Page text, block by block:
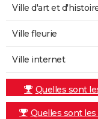
Ville d'art et
Ville fleurie
Ville internet
Quelles sont
Quelles sont